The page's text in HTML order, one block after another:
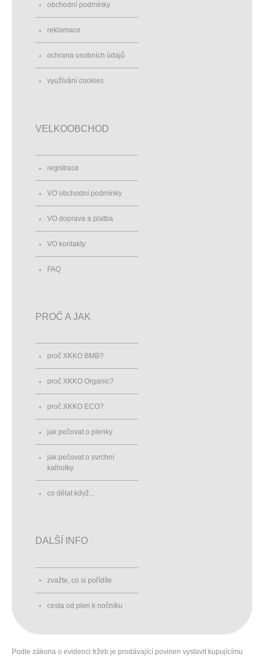
obchodní podmínky
reklamace
ochrana osobních údajů
využívání cookies
VELKOOBCHOD
registrace
VO obchodní podmínky
VO doprava a platba
VO kontakty
FAQ
PROČ A JAK
proč XKKO BMB?
proč XKKO Organic?
proč XKKO ECO?
jak pečovat o plenky
jak pečovat o svrchní
kalhotky
co dělat když...
DALŠÍ INFO
zvažte, co si pořídíte
cesta od plen k nočníku
Podle zákona o evidenci tržeb je prodávající povinen vystavit kupujícímu